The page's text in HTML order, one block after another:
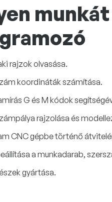
rajzok olvasása.
koordináták számítása.
G és M kódok
rajzolása és
CNC gépbe történő
a munkadarab,
gyártása.